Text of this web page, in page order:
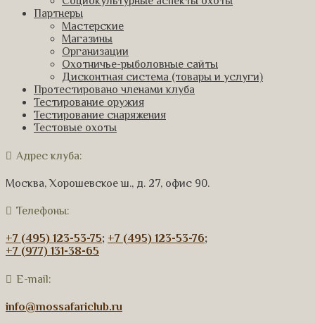
Партнеры
Мастерские
Магазины
Организации
Охотничье-рыболовные сайты
Дисконтная система (товары и услуги)
Протестировано членами клуба
Тестирование оружия
Тестирование снаряжения
Тестовые охоты
Адрес клуба:
Москва, Хорошевское ш., д. 27, офис 90.
Телефоны:
+7 (495) 123-53-75; +7 (495) 123-53-76;
+7 (977) 131-38-65
E-mail:
info@mossafariclub.ru